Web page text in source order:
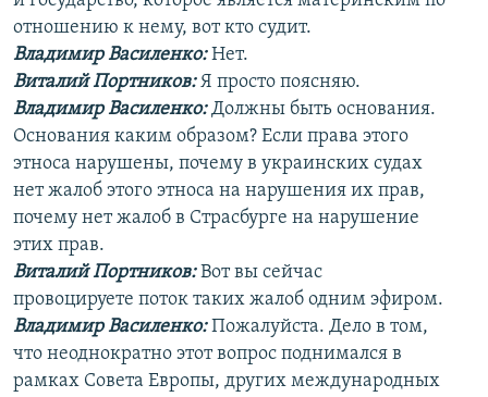
отношению к нему, вот кто судит.
Владимир Василенко:Нет.
Виталий Портников:Я просто поясняю.
Владимир Василенко:Должны быть основания.
Основания каким образом? Если права этого
этноса нарушены, почему в украинских судах
нет жалоб этого этноса на нарушения их прав,
почему нет жалоб в Страсбурге на нарушение
этих прав.
Виталий Портников:Вот вы сейчас
провоцируете поток таких жалоб одним эфиром.
Владимир Василенко:Пожалуйста. Дело в том,
что неоднократно этот вопрос поднимался в
рамках Совета Европы, других международных